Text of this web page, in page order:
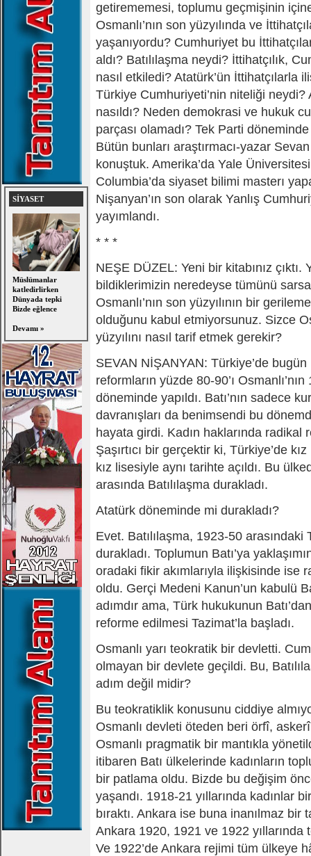
SİYASET
Müslümanlar
katledirlirken
Dünyada tepki
Bizde eğlence
Devamı »
getirememesi, toplumu geçmişinin
Osmanlı’nın son yüzyılında ve
yaşanıyordu? Cumhuriyet bu
aldı? Batılılaşma neydi? İttihatçılık,
nasıl etkiledi? Atatürk’ün İttihatçılarla
Türkiye Cumhuriyeti’nin niteliği neydi?
nasıldı? Neden demokrasi ve hukuk
parçası olamadı? Tek Parti
Bütün bunları araştırmacı-yazar
konuştuk. Amerika’da Yale
Columbia’da siyaset bilimi masterı
Nişanyan’ın son olarak Yanlış
yayımlandı.
* * *
NEŞE DÜZEL: Yeni bir kitabınız çıktı.
bildiklerimizin neredeyse tümünü
Osmanlı’nın son yüzyılının bir
olduğunu kabul etmiyorsunuz. Sizce
yüzyılını nasıl tarif etmek gerekir?
SEVAN NİŞANYAN: Türkiye’de
reformların yüzde 80-90’ı
döneminde yapıldı. Batı’nın sadece
davranışları da benimsendi bu
hayata girdi. Kadın haklarında radikal
Şaşırtıcı bir gerçektir ki, Türkiye’de
kız lisesiyle aynı tarihte açıldı. Bu
arasında Batılılaşma durakladı.
Atatürk döneminde mi durakladı?
Evet. Batılılaşma, 1923-50 arasındaki
durakladı. Toplumun Batı’ya
oradaki fikir akımlarıyla ilişkisinde ise
oldu. Gerçi Medeni Kanun’un kabulü
adımdır ama, Türk hukukunun
reforme edilmesi Tazimat’la başladı.
Osmanlı yarı teokratik bir devletti.
olmayan bir devlete geçildi. Bu,
adım değil midir?
Bu teokratiklik konusunu ciddiye
Osmanlı devleti öteden beri örfî,
Osmanlı pragmatik bir mantıkla
itibaren Batı ülkelerinde kadınların
bir patlama oldu. Bizde bu değişim
yaşandı. 1918-21 yıllarında kadınlar
bıraktı. Ankara ise buna inanılmaz bir
Ankara 1920, 1921 ve 1922 yıllarında
Ve 1922’de Ankara rejimi tüm ülkeye